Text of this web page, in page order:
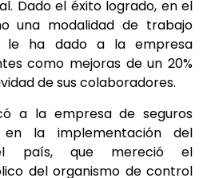
Dado el éxito logrado, en el
una modalidad de trabajo
le ha dado a la empresa
como mejoras de un 20%
de sus colaboradores.
a la empresa de seguros
la implementación del
país, que mereció el
del organismo de control